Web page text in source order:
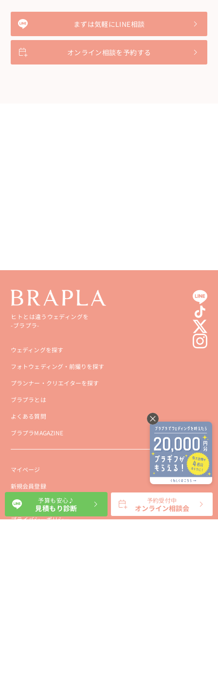
まずは気軽にLINE相談
オンライン相談を予約する
ヒトとは違うウェディングを
-ブラプラ-
ウェディングを探す
フォトウェディング・前撮りを探す
プランナー・クリエイターを探す
ブラプラとは
よくある質問
ブラプラMAGAZINE
マイページ
新規会員登録
会社概要
プライバシーポリシー
予算も安心♪
見積もり診断
予約受付中
オンライン相談会